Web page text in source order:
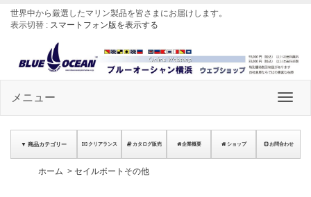
世界中から厳選したマリン製品を皆さまにお届けします。
表示切替 : スマートフォン版を表示する
メニュー
▼ 商品カテゴリー クリアランス カタログ販売 企業概要 ショップ お問合わせ
ホーム > セイルボートその他